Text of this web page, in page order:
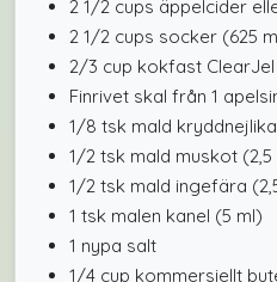
2 1/2 cups äppelcider
2 1/2 cups socker (625
2/3 cup kokfast ClearJel
Finrivet skal från 1
1/8 tsk mald
1/2 tsk mald muskot (2,5
1/2 tsk mald ingefära
1 tsk malen kanel (5 ml)
1 nypa salt
1/4 cup kommersiellt